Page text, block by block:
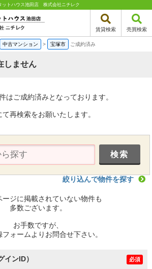
ットハウス池田店 株式会社ニチレク
賃貸検索 売買検索
中古マンション > 宝塚市 ご成約済み
しません
はご成約済みとなっております。
て再検索をお願いたします。
絞り込んで物件を探す
ージに掲載されていない物件も
多数ございます。
お手数ですが、
ォームよりお問合せ下さい。
インID） 必須